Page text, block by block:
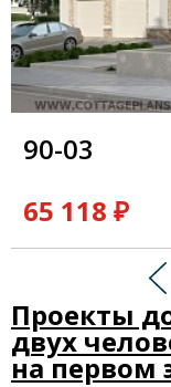
90-03
65 118 ₽
Проекты
двух
на первом